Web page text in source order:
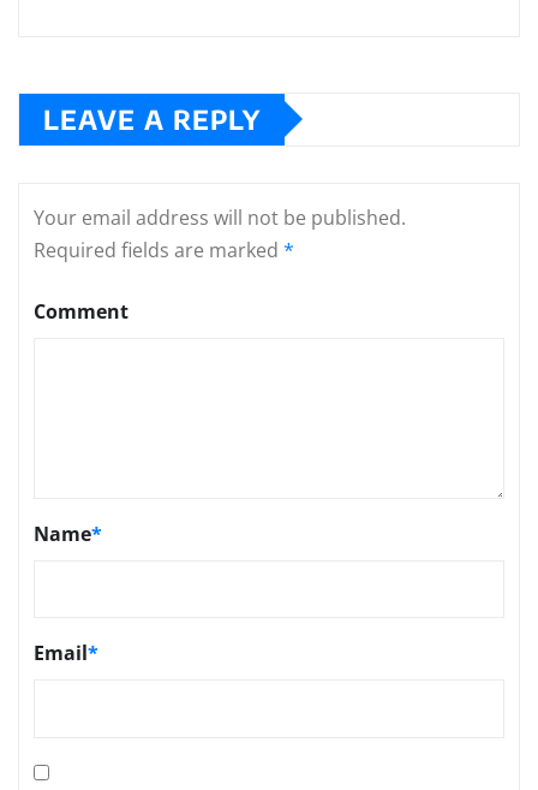
LEAVE A REPLY
Your email address will not be published.
Required fields are marked *
Comment
Name*
Email*